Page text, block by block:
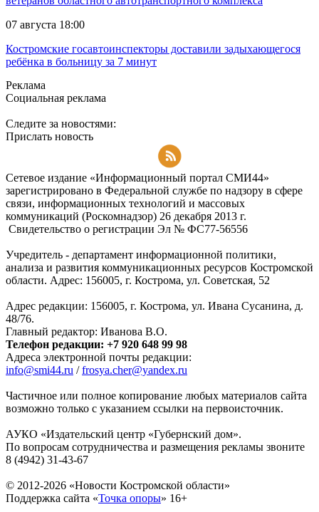
07 августа 18:00
Костромские госавтоинспекторы доставили задыхающегося
ребёнка в больницу за 7 минут
Реклама
Социальная реклама
Следите за новостями:
Прислать новость
Сетевое издание «Информационный портал СМИ44»
зарегистрировано в Федеральной службе по надзору в сфере
связи, информационных технологий и массовых
коммуникаций (Роскомнадзор) 26 декабря 2013 г.
Свидетельство о регистрации Эл № ФC77-56556
Учредитель - департамент информационной политики,
анализа и развития коммуникационных ресурсов Костромской
области. Адрес: 156005, г. Кострома, ул. Советская, 52
Адрес редакции: 156005, г. Кострома, ул. Ивана Сусанина, д.
48/76.
Главный редактор: Иванова В.О.
Телефон редакции: +7 920 648 99 98
Адреса электронной почты редакции:
info@smi44.ru /frosya.cher@yandex.ru
Частичное или полное копирование любых материалов сайта
возможно только с указанием ссылки на первоисточник.
АУКО «Издательский центр «Губернский дом».
По вопросам сотрудничества и размещения рекламы звоните
8 (4942) 31-43-67
© 2012-2026 «Новости Костромской области»
Поддержка сайта «Точка опоры» 16+